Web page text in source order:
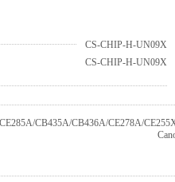
CS-CHIP-H-UN09X
CS-CHIP-H-UN09X
CB435A/CB436A/CE278A/